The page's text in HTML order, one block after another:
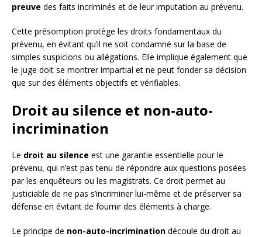
preuve des faits incriminés et de leur imputation au prévenu.
Cette présomption protège les droits fondamentaux du
prévenu, en évitant qu’il ne soit condamné sur la base de
simples suspicions ou allégations. Elle implique également que
le juge doit se montrer impartial et ne peut fonder sa décision
que sur des éléments objectifs et vérifiables.
Droit au silence et non-auto-
incrimination
Le droit au silence est une garantie essentielle pour le
prévenu, qui n’est pas tenu de répondre aux questions posées
par les enquêteurs ou les magistrats. Ce droit permet au
justiciable de ne pas s’incriminer lui-même et de préserver sa
défense en évitant de fournir des éléments à charge.
Le principe de non-auto-incrimination découle du droit au